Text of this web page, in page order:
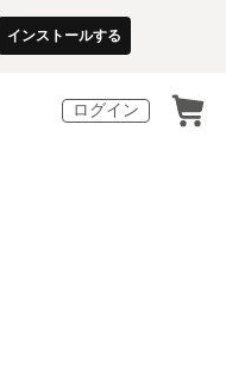
インストールする
ログイン